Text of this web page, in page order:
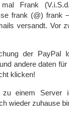
Frank
frank (@) frank
versandt. Vor
der PayPal
andere daten
klicken!
einem Server
wieder zuhause